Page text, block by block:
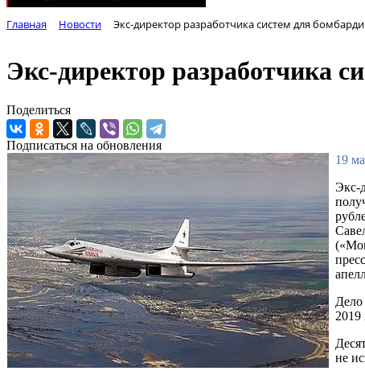
Главная Новости Экс-директор разработчика систем для
Экс-директор разработчика
Поделиться
Подписаться на обновления
19
Экс-
2019
не